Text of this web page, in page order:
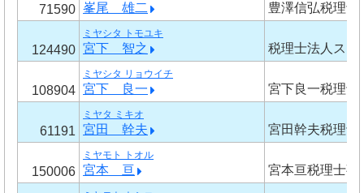
71590 峯尾 雄二 豊澤信弘税理士
124490
ミヤシタ トモユキ
宮下 智之 税理士法人ス
108904
ミヤシタ リョウイチ
宮下 良一 宮下良一税理士
61191
ミヤタ ミキオ
宮田 幹夫 宮田幹夫税理士
150006
ミヤモト トオル
宮本 亘 宮本亘税理士事